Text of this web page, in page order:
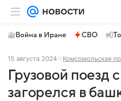
Война в Иране СВО
15 августа 2024 Комсомольская
Грузовой поезд
загорелся в